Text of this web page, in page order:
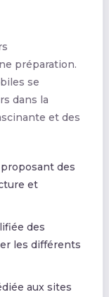
préparation.
se
dans la
et des
des
et
des
les différents
aux sites